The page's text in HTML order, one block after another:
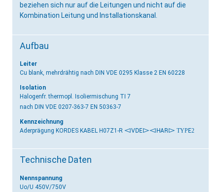
beziehen sich nur auf die Leitungen und nicht auf die
Kombination Leitung und Installationskanal.
Aufbau
Leiter
Cu blank, mehrdrähtig nach DIN VDE 0295 Klasse 2 EN 60228
Isolation
Halogenfr. thermopl. Isoliermischung TI 7
nach DIN VDE 0207-363-7 EN 50363-7
Kennzeichnung
Aderprägung KORDES KABEL H07Z1-R <VDE><HAR> TYPE2
Technische Daten
Nennspannung
Uo/U 450V/750V